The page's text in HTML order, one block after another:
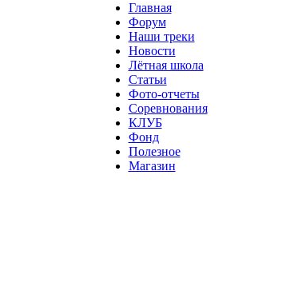
Главная
Форум
Наши треки
Новости
Лётная школа
Статьи
Фото-отчеты
Соревнования
КЛУБ
Фонд
Полезное
Магазин